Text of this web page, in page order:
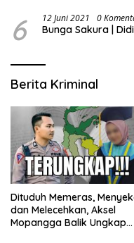
6 12 Juni 2021 0
Bunga Sakura |
Berita Kriminal
Dituduh Memeras,
dan Melecehkan, Aksel
Mopangga Balik Ungkap